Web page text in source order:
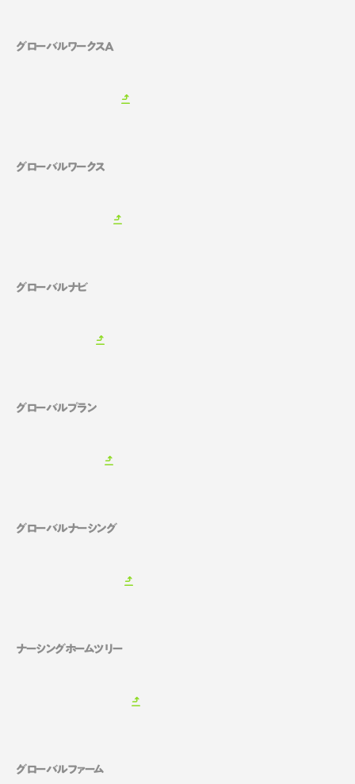
グローバルワークスA
グローバルワークス
グローバルナビ
グローバルプラン
グローバルナーシング
ナーシングホームツリー
グローバルファーム